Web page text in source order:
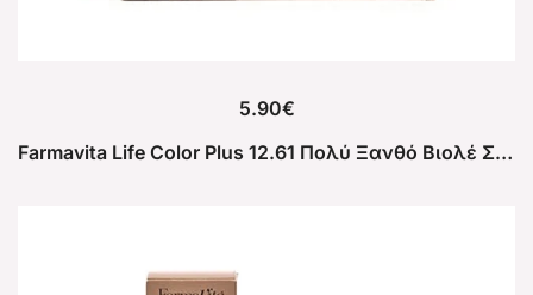
5.90€
Farmavita Life Color Plus 12.61 Πολύ Ξανθό Βιολέ Σαντρέ